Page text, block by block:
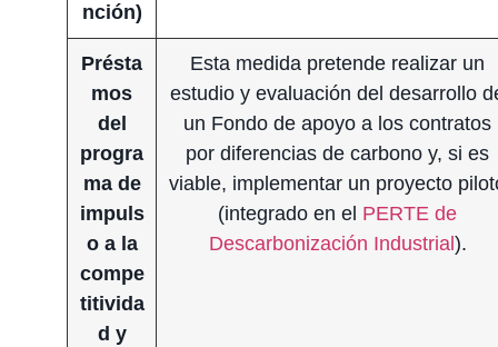
nción)
Présta
mos
del
progra
ma de
impuls
o a la
compe
titivida
d y
Esta medida pretende realizar un
estudio y evaluación del desarrollo
un Fondo de apoyo a los contratos
por diferencias de carbono y, si es
viable, implementar un proyecto
(integrado en el PERTE de
Descarbonización Industrial ).